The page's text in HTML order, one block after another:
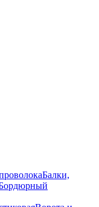
Балки,